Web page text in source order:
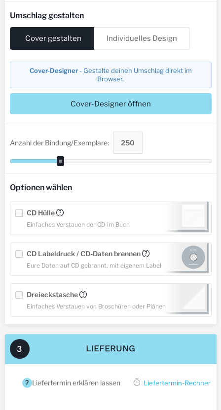
Umschlag gestalten
Cover gestalten Individuelles Design
Cover-Designer- Gestalte deinen Umschlag direkt im
Browser.
Cover-Designer öffnen
Anzahl der Bindung/Exemplare:
Optionen wählen
CD Hülle
Einfaches Verstauen der CD im Buch
CD Labeldruck / CD-Daten brennen
Eure Daten auf CD gebrannt, mit eigenem Label
Dreieckstasche
Einfaches Verstauen von Broschüren oder Plänen
3 LIEFERUNG
? Liefertermin erklären lassen Liefertermin-Rechner